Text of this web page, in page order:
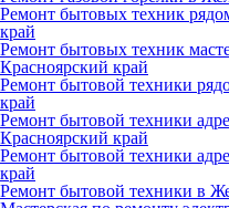
Ремонт бытовых техник
край
Ремонт бытовых техник
Красноярский край
Ремонт бытовой техники
край
Ремонт бытовой техники
Красноярский край
Ремонт бытовой техники
край
Ремонт бытовой техники в